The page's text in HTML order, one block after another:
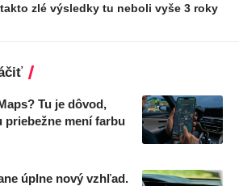
zlé výsledky tu neboli vyše 3 roky
Tu je dôvod,
priebežne mení farbu
úplne nový vzhľad.